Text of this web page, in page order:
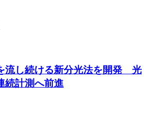
流し続ける新分光法を開発 光
続計測へ前進